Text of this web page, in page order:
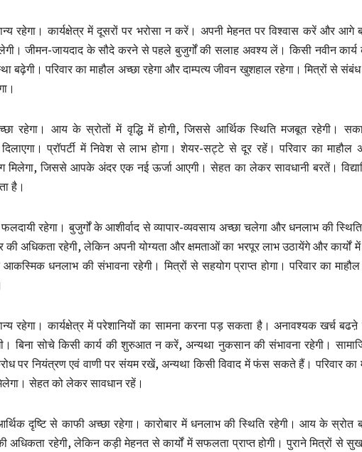
रहेगा। कार्यक्षेत्र में दूसरों पर भरोसा न करें। अपनी मेहनत पर विश्वास करें और
जीमन-जायदाद के सौदे करने से पहले बुजुर्गों की सलाह अवश्य लें। किसी नवीन
बढ़ेगी। परिवार का माहौल अच्छा रहेगा और दाम्पत्य जीवन खुशहाल रहेगा। मित्रों से
रहेगा। आय के स्रोतों में वृद्धि में होगी, जिससे आर्थिक स्थिति मजबूत रहेगी।
प्रॉपर्टी में निवेश से लाभ होगा। शेयर-सट्टे से दूर रहें। परिवार का माहौल
मिलेगा, जिससे आपके अंदर एक नई ऊर्जा आएगी। सेहत का लेकर सावधानी बरतें।
है।
रहेगा। बुजुर्गों के आशीर्वाद से व्यापार-व्यवसाय अच्छा चलेगा और धनलाभ की
की अधिकता रहेगी, लेकिन अपनी योग्यता और क्षमताओं का भरपूर लाभ उठायेंगे और कार्यों
धनलाभ की संभावना रहेगी। मित्रों से सहयोग प्राप्त होगा। परिवार का
रहेगा। कार्यक्षेत्र में परेशानियों का सामना करना पड़ सकता है। अनावश्यक खर्च
बिना सोचे किसी कार्य की शुरुआत न करें, अन्यथा नुकसान की संभावना रहेगी।
पर नियंत्रण एवं वाणी पर संयम रखें, अन्यथा किसी विवाद में फंस सकते हैं। परिवार
सेहत को लेकर सावधान रहें।
दृष्टि से काफी अच्छा रहेगा। कारोबार में धनलाभ की स्थिति रहेगी। आय के स्रोत
अधिकता रहेगी, लेकिन कड़ी मेहनत से कार्यों में सफलता प्राप्त होगी। पुराने मित्रों से